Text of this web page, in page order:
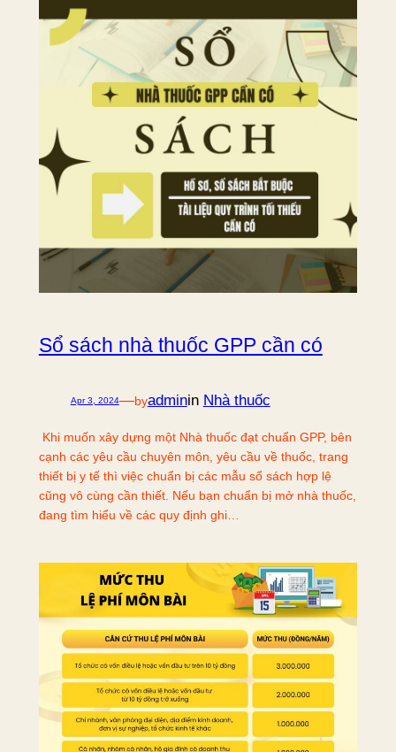
Sổ sách nhà thuốc GPP cần có
Apr 3, 2024—byadminin Nhà thuốc
Khi muốn xây dựng một Nhà thuốc đạt chuẩn GPP, bên
cạnh các yêu cầu chuyên môn, yêu cầu về thuốc, trang
thiết bị y tế thì việc chuẩn bị các mẫu sổ sách hợp lệ
cũng vô cùng cần thiết. Nếu bạn chuẩn bị mở nhà thuốc,
đang tìm hiểu về các quy định ghi…